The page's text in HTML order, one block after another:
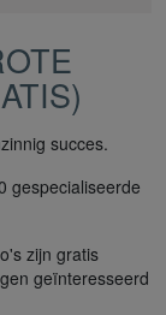
succes.
gespecialiseerde
zijn gratis
geïnteresseerd